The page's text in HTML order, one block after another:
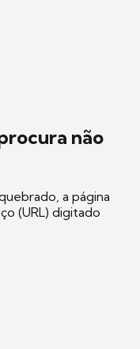
não
a página
(URL) digitado